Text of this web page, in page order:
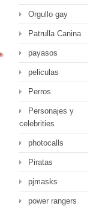
Orgullo gay
Patrulla Canina
payasos
peliculas
Perros
Personajes y
celebrities
photocalls
Piratas
pjmasks
power rangers